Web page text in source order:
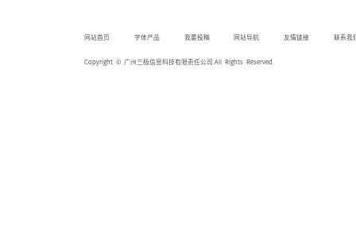
网站首页 字体产品 我要投稿 网站导航 友情链接 联系我
Copyright © 广州三极信息科技有限责任公司.All Rights Reserved.